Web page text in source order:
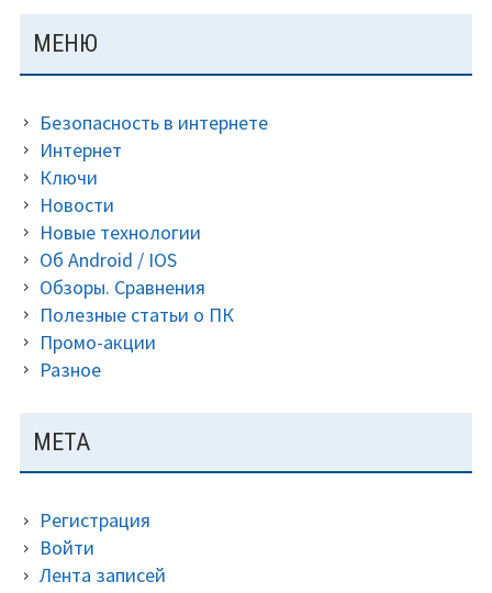
ultimate,
Home
ОСНОВНАЯ
ПАНЕЛЬ
МЕНЮ
Безопасность в интернете
Интернет
Ключи
Новости
Новые технологии
Об Android / IOS
Обзоры. Сравнения
Полезные статьи о ПК
Промо-акции
Разное
МЕТА
Регистрация
Войти
Лента записей